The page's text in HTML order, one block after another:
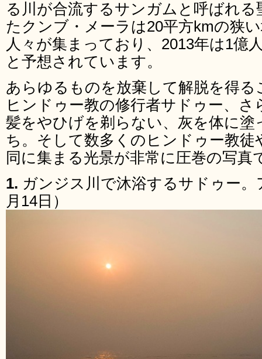
る川が合流するサンガムと呼ばれる
たクンブ・メーラは20平方kmの狭
人々が集まっており、2013年は1億
と予想されています。
あらゆるものを放棄して解脱を得
ヒンドゥー教の修行者サドゥー、
髪をやひげを剃らない、灰を体に
ち。そして数多くのヒンドゥー教徒
同に集まる光景が非常に圧巻の写真
1. ガンジス川で沐浴するサドゥー
月14日）